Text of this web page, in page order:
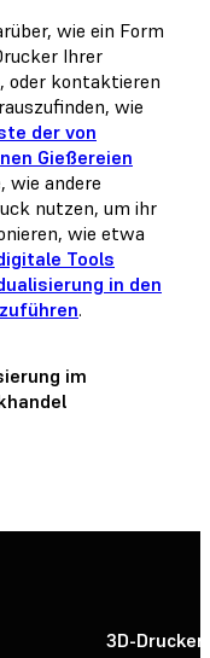
wie ein Form
Ihrer
oder kontaktieren
wie
der von
Gießereien
wie andere
nutzen, um ihr
wie etwa
Tools
in den
.
im
3D-Drucker